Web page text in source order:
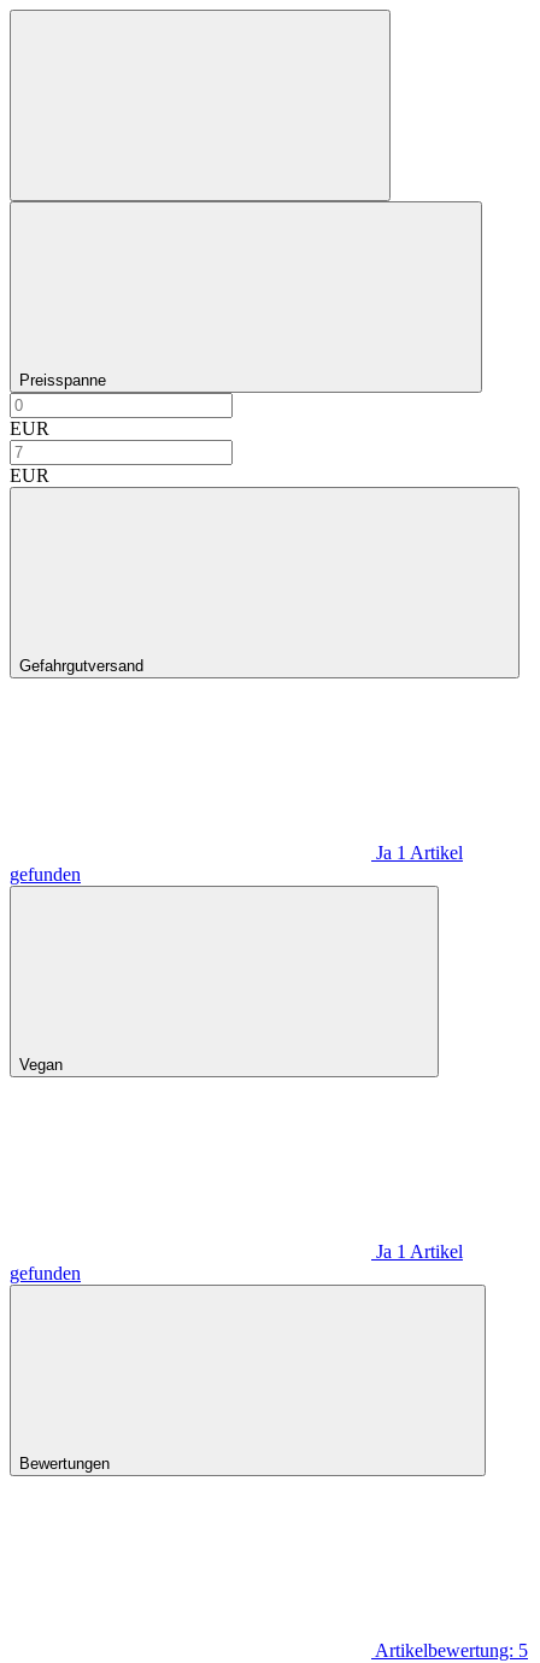
Preisspanne
EUR
EUR
Gefahrgutversand
Ja 1 Artikel
gefunden
Vegan
Ja 1 Artikel
gefunden
Bewertungen
Artikelbewertung: 5